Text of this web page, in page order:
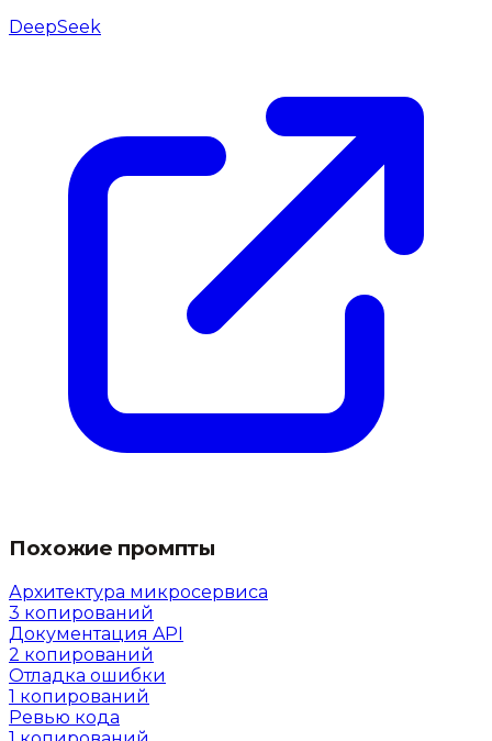
DeepSeek
Похожие промпты
Архитектура микросервиса
3 копирований
Документация API
2 копирований
Отладка ошибки
1 копирований
Ревью кода